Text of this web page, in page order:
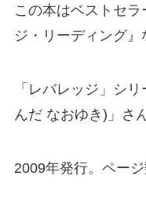
この本はベストセ
ジ・リーディング』
「レバレッジ」シ
んだ なおゆき)」さ
2009年発行。ページ